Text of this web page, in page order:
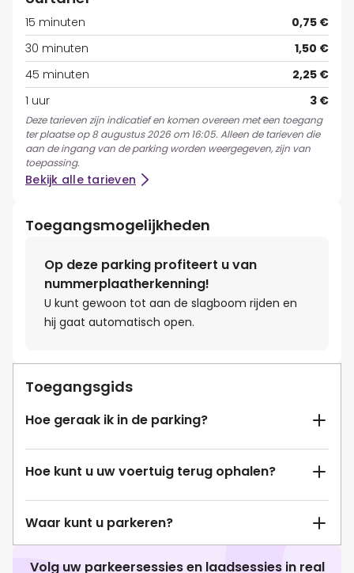
15 minuten
0,75 €
30 minuten
1,50 €
45 minuten
2,25 €
1 uur
3 €
Deze tarieven zijn indicatief en komen overeen met een toegang
ter plaatse op 8 augustus 2026 om 16:05. Alleen de tarieven die
aan de ingang van de parking worden weergegeven, zijn van
toepassing.
Bekijk alle tarieven
Toegangsmogelijkheden
Op deze parking profiteert u van
nummerplaatherkenning!
U kunt gewoon tot aan de slagboom rijden en
hij gaat automatisch open.
Toegangsgids
Hoe geraak ik in de parking?
Hoe kunt u uw voertuig terug ophalen?
Waar kunt u parkeren?
Volg uw parkeersessies en laadsessies in real